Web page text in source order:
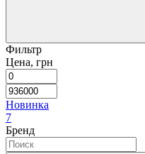
Фильтр
Цена, грн
Новинка
7
Бренд